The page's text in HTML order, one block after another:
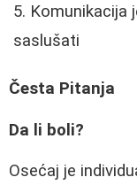
Komunikacija
saslušati
Česta Pitanja
Da li boli?
Osećaj je